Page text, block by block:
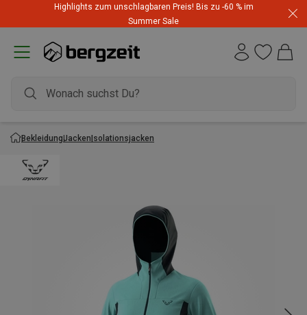
Highlights zum unschlagbaren Preis! Bis zu -60 % im
Summer Sale
BekleidungJackenIsolationsjacken